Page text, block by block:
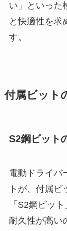
い」といった
と快適性を求
す。
付属ビット
S2鋼ビット
電動ドライバ
トが、付属
「S2鋼ビッ
耐久性が高い